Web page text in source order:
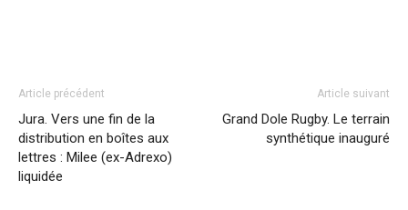
Article précédent
Jura. Vers une fin de la
distribution en boîtes aux
lettres : Milee (ex-Adrexo)
liquidée
Article suivant
Grand Dole Rugby. Le terrain
synthétique inauguré